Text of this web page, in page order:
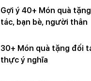
Gợi ý 40+ Món quà
tác, bạn bè, người thân
30+ Món quà tặng đối
thực ý nghĩa